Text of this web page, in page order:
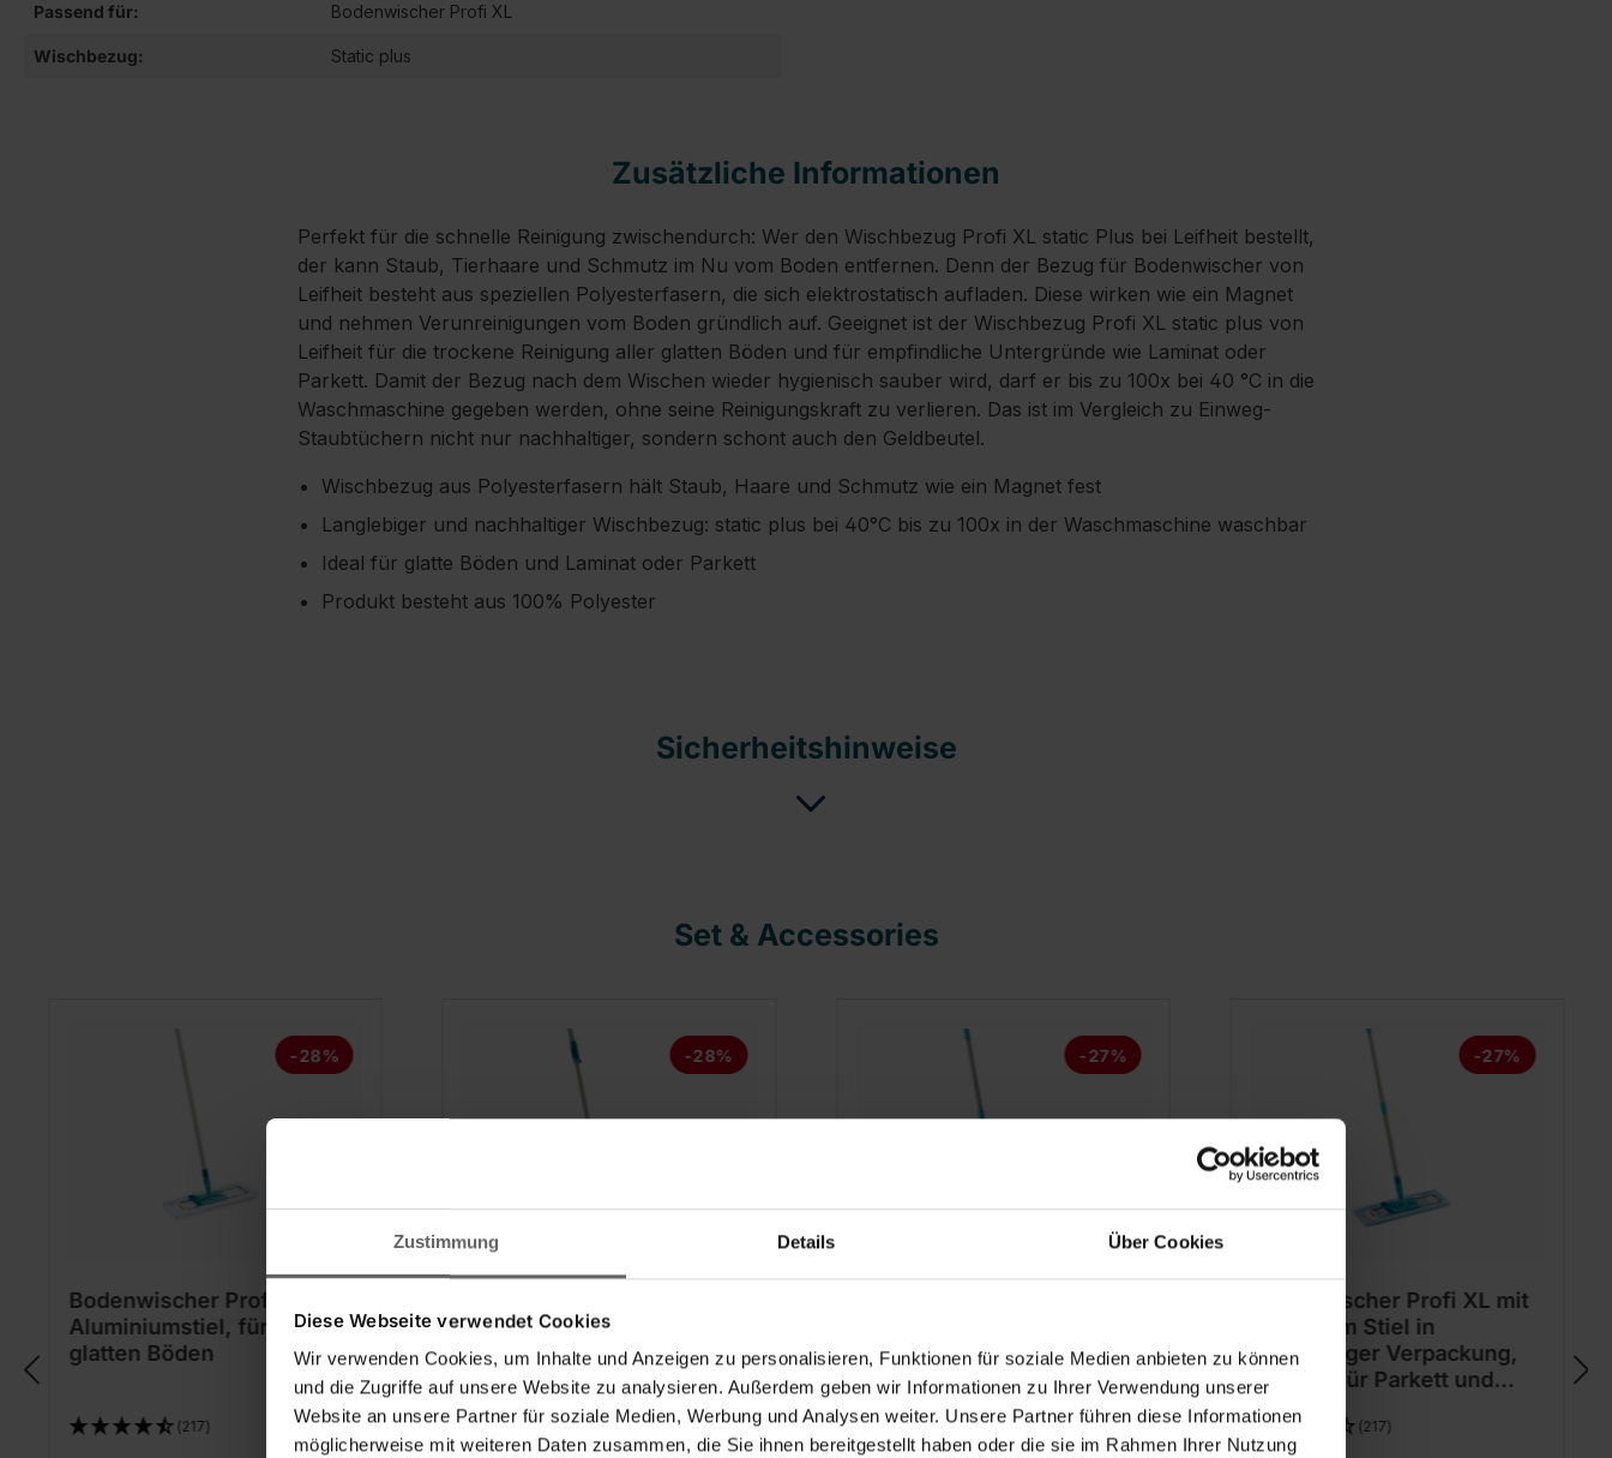
Zustimmung Details Über Cookies
Diese Webseite verwendet Cookies
Wir verwenden Cookies, um Inhalte und Anzeigen zu personalisieren, Funktionen für soziale Medien anbieten zu können
und die Zugriffe auf unsere Website zu analysieren. Außerdem geben wir Informationen zu Ihrer Verwendung unserer
Website an unsere Partner für soziale Medien, Werbung und Analysen weiter. Unsere Partner führen diese Informationen
möglicherweise mit weiteren Daten zusammen, die Sie ihnen bereitgestellt haben oder die sie im Rahmen Ihrer Nutzung
Passend für: Bodenwischer Profi XL
Wischbezug: Static plus
Zusätzliche Informationen
Perfekt für die schnelle Reinigung zwischendurch: Wer den Wischbezug Profi XL static Plus bei Leifheit bestellt,
der kann Staub, Tierhaare und Schmutz im Nu vom Boden entfernen. Denn der Bezug für Bodenwischer von
Leifheit besteht aus speziellen Polyesterfasern, die sich elektrostatisch aufladen. Diese wirken wie ein Magnet
und nehmen Verunreinigungen vom Boden gründlich auf. Geeignet ist der Wischbezug Profi XL static plus von
Leifheit für die trockene Reinigung aller glatten Böden und für empfindliche Untergründe wie Laminat oder
Parkett. Damit der Bezug nach dem Wischen wieder hygienisch sauber wird, darf er bis zu 100x bei 40 °C in die
Waschmaschine gegeben werden, ohne seine Reinigungskraft zu verlieren. Das ist im Vergleich zu Einweg-
Staubtüchern nicht nur nachhaltiger, sondern schont auch den Geldbeutel.
Wischbezug aus Polyesterfasern hält Staub, Haare und Schmutz wie ein Magnet fest
Langlebiger und nachhaltiger Wischbezug: static plus bei 40°C bis zu 100x in der Waschmaschine waschbar
Ideal für glatte Böden und Laminat oder Parkett
Produkt besteht aus 100% Polyester
Sicherheitshinweise
Set & Accessories
-28%
Bodenwischer Profi XL mit
Aluminiumstiel, für alle
glatten Böden
(217)
-28%
Teleskopstiel, für alle
glatten Böden
(217)
-27%
nachhaltiger Verpackung,
für alle glatten Böden
(217)
-27%
Bodenwischer Profi XL mit
3-teiligem Stiel in
nachhaltiger Verpackung,
speziell für Parkett und
Holzböden
(217)